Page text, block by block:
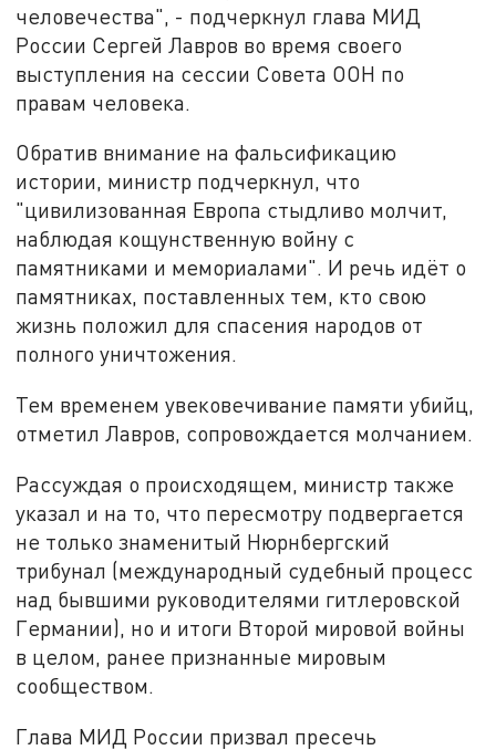
человечества", - подчеркнул глава МИД
России Сергей Лавров во время своего
выступления на сессии Совета ООН по
правам человека.
Обратив внимание на фальсификацию
истории, министр подчеркнул, что
"цивилизованная Европа стыдливо молчит,
наблюдая кощунственную войну с
памятниками и мемориалами". И речь идёт о
памятниках, поставленных тем, кто свою
жизнь положил для спасения народов от
полного уничтожения.
Тем временем увековечивание памяти убийц,
отметил Лавров, сопровождается молчанием.
Рассуждая о происходящем, министр также
указал и на то, что пересмотру подвергается
не только знаменитый Нюрнбергский
трибунал (международный судебный процесс
над бывшими руководителями гитлеровской
Германии), но и итоги Второй мировой войны
в целом, ранее признанные мировым
сообществом.
Глава МИД России призвал пресечь